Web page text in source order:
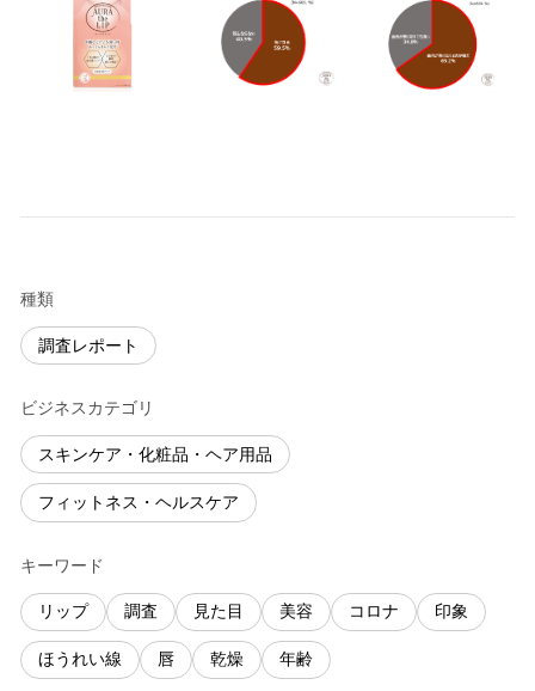
種類
調査レポート
ビジネスカテゴリ
スキンケア・化粧品・ヘア用品
フィットネス・ヘルスケア
キーワード
リップ 調査 見た目 美容 コロナ 印象
ほうれい線 唇 乾燥 年齢